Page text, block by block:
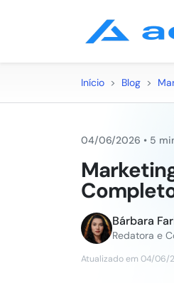
Início > Blog >
04/06/2026 • 5
Bárbara
Redatora e
Atualizado em 04/06/